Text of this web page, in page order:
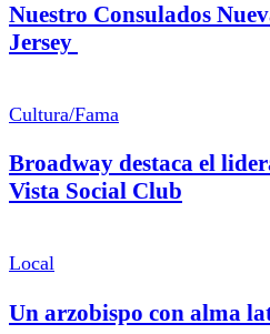
Nuestro Consulados
Jersey
Cultura/Fama
Broadway destaca el
Vista Social Club
Local
Un arzobispo con alma